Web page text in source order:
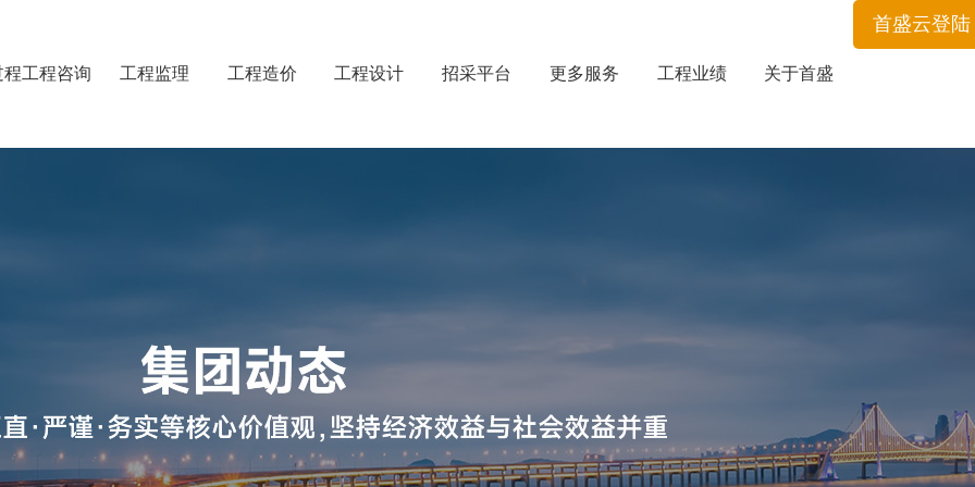
程工程咨询 工程监理 工程造价 工程设计 招采平台 更多服务 工程业绩 关于首盛
首盛云登陆